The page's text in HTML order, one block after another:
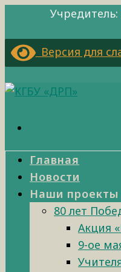
Учредитель:
Версия для
Главная
Новости
Наши проекты
80 лет
Акция
9-ое